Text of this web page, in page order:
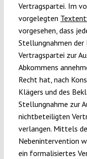
Vertragspartei. Im
vorgelegten
vorgesehen, dass
Stellungnahmen der
Vertragspartei zur
Abkommens
Recht hat, nach
Klägers und des
Stellungnahme zur
nichtbeteiligten
verlangen. Mittels
Nebenintervention
ein formalisiertes